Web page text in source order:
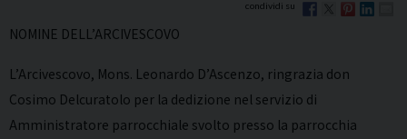
NOMINE DELL’ARCIVESCOVO
L’Arcivescovo, Mons. Leonardo D’Ascenzo, ringrazia don
Cosimo Delcuratolo per la dedizione nel servizio di
Amministratore parrocchiale svolto presso la parrocchia